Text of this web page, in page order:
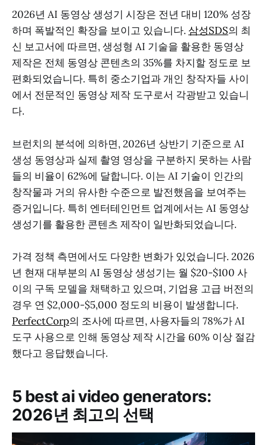
2026년 AI 동영상 생성기 시장은 전년 대비 120% 성장
하며 폭발적인 확장을 보이고 있습니다. 삼성SDS의 최
신 보고서에 따르면, 생성형 AI 기술을 활용한 동영상
제작은 전체 동영상 콘텐츠의 35%를 차지할 정도로 보
편화되었습니다. 특히 중소기업과 개인 창작자들 사이
에서 전문적인 동영상 제작 도구로서 각광받고 있습니
다.
브런치의 분석에 의하면, 2026년 상반기 기준으로 AI
생성 동영상과 실제 촬영 영상을 구분하지 못하는 사람
들의 비율이 62%에 달합니다. 이는 AI 기술이 인간의
창작물과 거의 유사한 수준으로 발전했음을 보여주는
증거입니다. 특히 엔터테인먼트 업계에서는 AI 동영상
생성기를 활용한 콘텐츠 제작이 일반화되었습니다.
가격 정책 측면에서도 다양한 변화가 있었습니다. 2026
년 현재 대부분의 AI 동영상 생성기는 월 $20-$100 사
이의 구독 모델을 채택하고 있으며, 기업용 고급 버전의
경우 연 $2,000-$5,000 정도의 비용이 발생합니다.
PerfectCorp의 조사에 따르면, 사용자들의 78%가 AI
도구 사용으로 인해 동영상 제작 시간을 60% 이상 절감
했다고 응답했습니다.
5 best ai video generators:
2026년 최고의 선택